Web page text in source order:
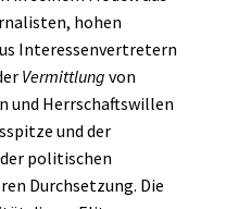
hohen
Interessenvertretern
Vermittlung von
und Herrschaftswillen
und der
politischen
Durchsetzung. Die